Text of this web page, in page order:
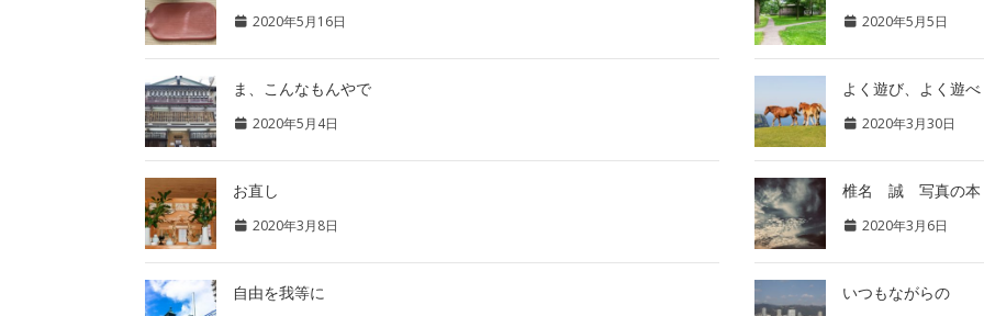
2020年5月16日 2020年5月5日
ま、こんなもんやで
2020年5月4日
よく遊び、よく遊
2020年3月30日
お直し
2020年3月8日
椎名 誠 写真の本
2020年3月6日
自由を我等に いつもながらの